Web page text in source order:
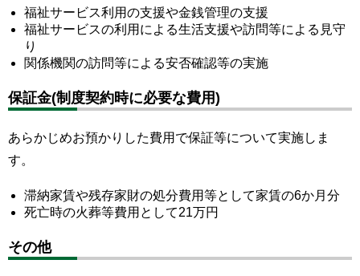
福祉サービス利用の支援や金銭管理の支援
福祉サービスの利用による生活支援や訪問等による見守
り
関係機関の訪問等による安否確認等の実施
保証金(制度契約時に必要な費用)
あらかじめお預かりした費用で保証等について実施しま
す。
滞納家賃や残存家財の処分費用等として家賃の6か月分
死亡時の火葬等費用として21万円
その他